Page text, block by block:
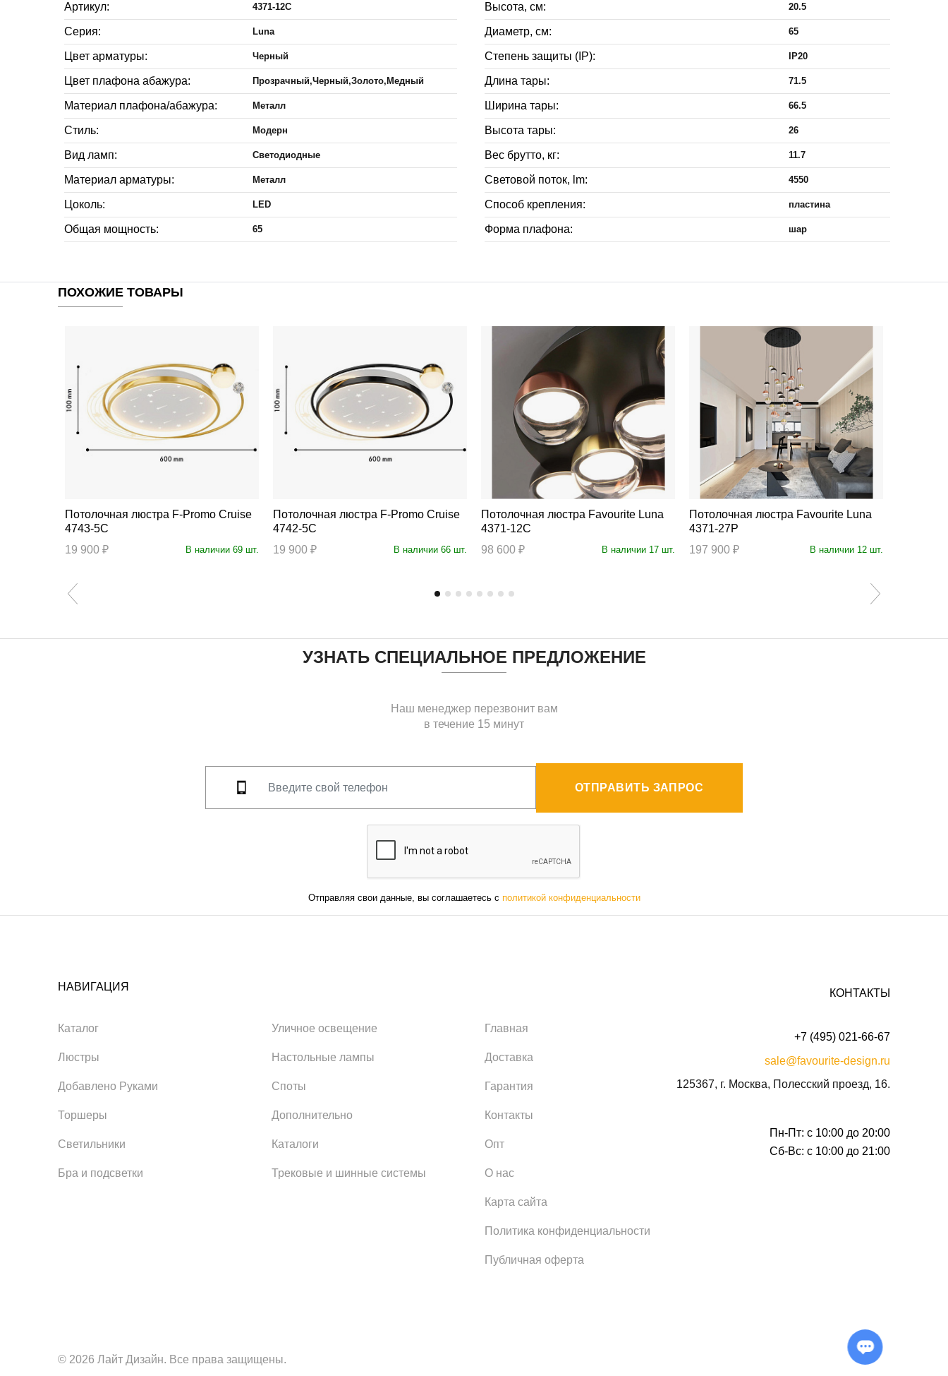
Артикул: 4371-12C
Серия: Luna
Цвет арматуры: Черный
Цвет плафона абажура: Прозрачный,Черный,Золото,Медный
Материал плафона/абажура: Металл
Стиль: Модерн
Вид ламп: Светодиодные
Материал арматуры: Металл
Цоколь: LED
Общая мощность: 65
Высота, см: 20.5
Диаметр, см: 65
Степень защиты (IP): IP20
Длина тары: 71.5
Ширина тары: 66.5
Высота тары: 26
Вес брутто, кг: 11.7
Световой поток, lm: 4550
Способ крепления: пластина
Форма плафона: шар
ПОХОЖИЕ ТОВАРЫ
Потолочная люстра F-Promo Cruise
4743-5C
19 900 ₽
В наличии 69 шт.
Потолочная люстра F-Promo Cruise
4742-5C
19 900 ₽
В наличии 66 шт.
Потолочная люстра Favourite Luna
4371-12C
98 600 ₽
В наличии 17 шт.
Потолочная люстра Favourite Luna
4371-27P
197 900 ₽
В наличии 12 шт.
УЗНАТЬ СПЕЦИАЛЬНОЕ ПРЕДЛОЖЕНИЕ
Наш менеджер перезвонит вам
в течение 15 минут
ОТПРАВИТЬ ЗАПРОС
Отправляя свои данные, вы соглашаетесь с политикой конфиденциальности
НАВИГАЦИЯ
Каталог
Люстры
Добавлено Руками
Торшеры
Светильники
Бра и подсветки
Уличное освещение
Настольные лампы
Споты
Дополнительно
Каталоги
Трековые и шинные системы
Главная
Доставка
Гарантия
Контакты
Опт
О нас
Карта сайта
Политика конфиденциальности
Публичная оферта
КОНТАКТЫ
+7 (495) 021-66-67
sale@favourite-design.ru
125367, г. Москва, Полесский проезд, 16.
Пн-Пт: с 10:00 до 20:00
Сб-Вс: с 10:00 до 21:00
© 2026 Лайт Дизайн. Все права защищены.